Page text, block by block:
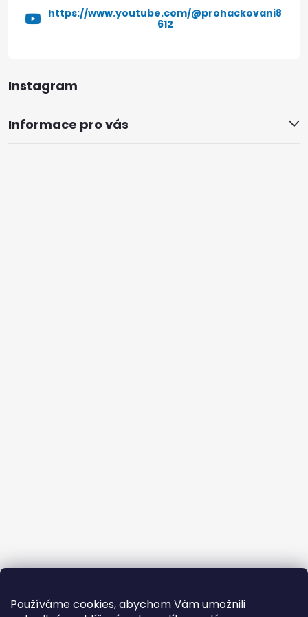
Používáme cookies, abychom Vám umožnili
Instagram
Informace pro vás
https://www.youtube.com/@prohackovani8
612